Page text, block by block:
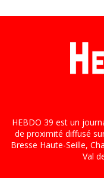
HEBDO 39 est un
de proximité diffusé
Bresse Haute-Seille,
Val